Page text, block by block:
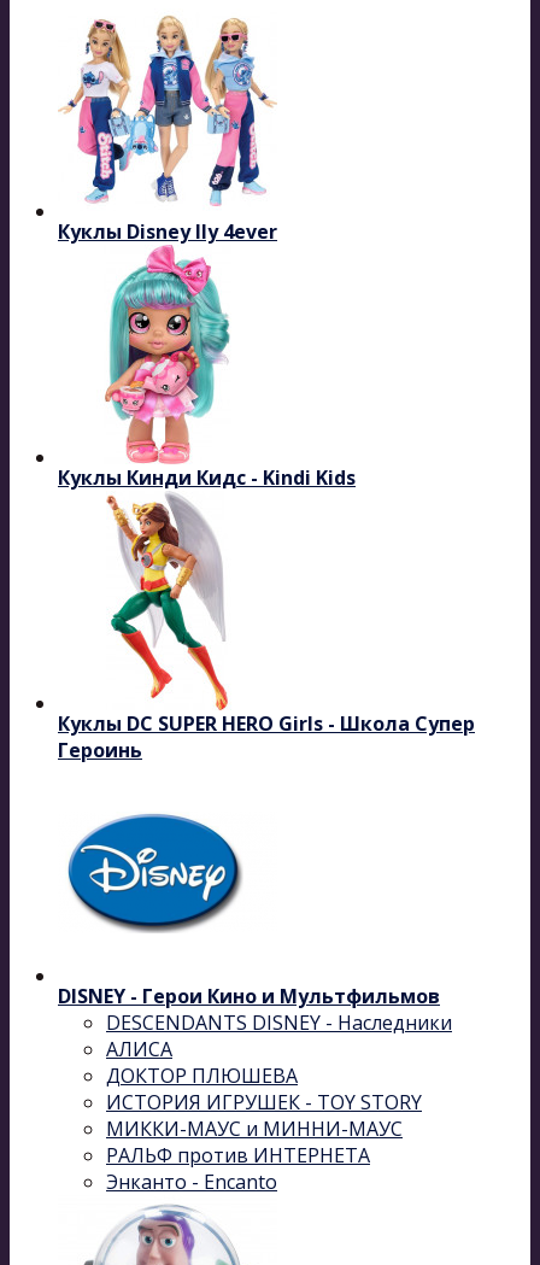
Куклы Disney Ily 4ever
Куклы Кинди Кидс - Kindi Kids
Куклы DC SUPER HERO Girls - Школа Супер
Героинь
DISNEY - Герои Кино и Мультфильмов
DESCENDANTS DISNEY - Наследники
АЛИСА
ДОКТОР ПЛЮШЕВА
ИСТОРИЯ ИГРУШЕК - TOY STORY
МИККИ-МАУС и МИННИ-МАУС
РАЛЬФ против ИНТЕРНЕТА
Энканто - Encanto